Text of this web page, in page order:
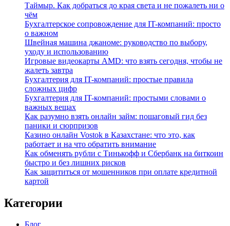
Таймыр. Как добраться до края света и не пожалеть ни о
чём
Бухгалтерское сопровождение для IT-компаний: просто
о важном
Швейная машина джаноме: руководство по выбору,
уходу и использованию
Игровые видеокарты AMD: что взять сегодня, чтобы не
жалеть завтра
Бухгалтерия для IT-компаний: простые правила
сложных цифр
Бухгалтерия для IT-компаний: простыми словами о
важных вещах
Как разумно взять онлайн займ: пошаговый гид без
паники и сюрпризов
Казино онлайн Vostok в Казахстане: что это, как
работает и на что обратить внимание
Как обменять рубли с Тинькофф и Сбербанк на биткоин
быстро и без лишних рисков
Как защититься от мошенников при оплате кредитной
картой
Категории